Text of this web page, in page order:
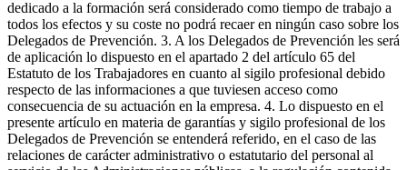
dedicado a la formación será considerado como tiempo de trabajo a
todos los efectos y su coste no podrá recaer en ningún caso sobre los
Delegados de Prevención. 3. A los Delegados de Prevención les será
de aplicación lo dispuesto en el apartado 2 del artículo 65 del
Estatuto de los Trabajadores en cuanto al sigilo profesional debido
respecto de las informaciones a que tuviesen acceso como
consecuencia de su actuación en la empresa. 4. Lo dispuesto en el
presente artículo en materia de garantías y sigilo profesional de los
Delegados de Prevención se entenderá referido, en el caso de las
relaciones de carácter administrativo o estatutario del personal al